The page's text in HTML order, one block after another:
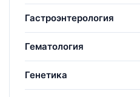
Гастроэнтерология
Гематология
Генетика